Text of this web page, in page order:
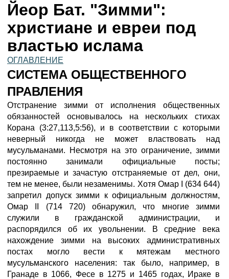
Йеор Бат. "Зимми":
христиане и евреи под
властью ислама
ОГЛАВЛЕНИЕ
СИСТЕМА ОБЩЕСТВЕННОГО
ПРАВЛЕНИЯ
Отстранение зимми от исполнения общественных
обязанностей основывалось на нескольких стихах
Корана (3:27,113,5:56), и в соответствии с которыми
неверный никогда не может властвовать над
мусульманами. Несмотря на это ограничение, зимми
постоянно занимали официальные посты;
презираемые и зачастую отстраняемые от дел, они,
тем не менее, были незаменимы. Хотя Омар I (634 644)
запретил допуск зимми к официальным должностям,
Омар II (714 720) обнаружил, что многие зимми
служили в гражданской администрации, и
распорядился об их увольнении. В средние века
нахождение зимми на высоких административных
постах могло вести к мятежам местного
мусульманского населения: так было, например, в
Гранаде в 1066, Фесе в 1275 и 1465 годах, Ираке в